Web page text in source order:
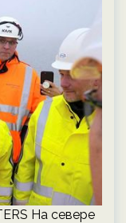
На севере